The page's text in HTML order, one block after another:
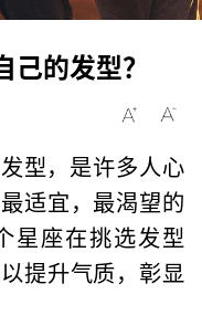
的发型？
型，是许多人心
适宜，最渴望的
星座在挑选发型
提升气质，彰显